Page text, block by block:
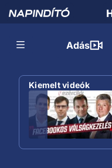
Adás
Kiemelt videók